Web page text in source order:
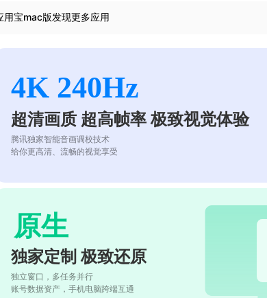
宝mac版发现更多应用
4K 240Hz
超清画质 超高帧率 极致视觉体验
腾讯独家智能音画调校技术
给你更高清、流畅的视觉享受
原生
独家定制 极致还原
独立窗口，多任务并行
账号数据资产，手机电脑跨端互通